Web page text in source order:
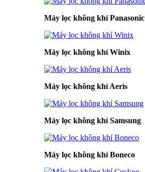
Máy lọc không khí Panasonic
Máy lọc không khí Winix
Máy lọc không khí Aeris
Máy lọc không khí Samsung
Máy lọc không khí Boneco